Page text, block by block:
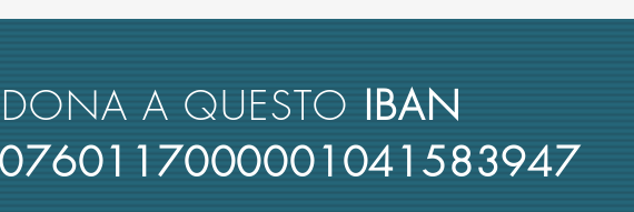
conto del merito scientifico nel
rettore UniMe e
DONA A QUESTO IBAN